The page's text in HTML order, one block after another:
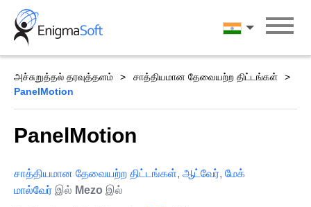
Skip
content
தமிழ்
அச்சுறுத்தல் தரவுத்தளம்
சாத்தியமான தேவையற்ற திட்டங்கள்
PanelMotion
PanelMotion
சாத்தியமான தேவையற்ற திட்டங்கள், ஆட்வேர், மேக்
மால்வேர் இல் Mezo இல்